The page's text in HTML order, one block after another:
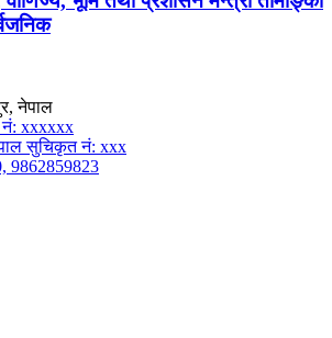
नेपाल
नं: xxxxxx
सुचिकृत नं: xxx
9862859823